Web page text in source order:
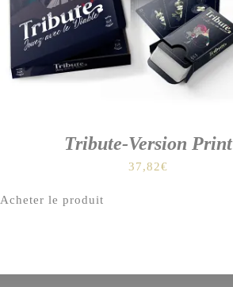
Tribute-Version Print
37,82€
Acheter le produit